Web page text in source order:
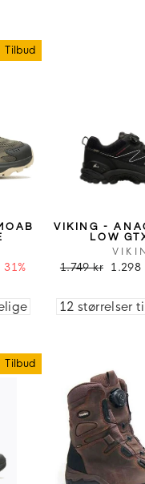
Tilbud
31%
VIKING -
LOW
1.749 kr 1.298
12 størrelser
Tilbud